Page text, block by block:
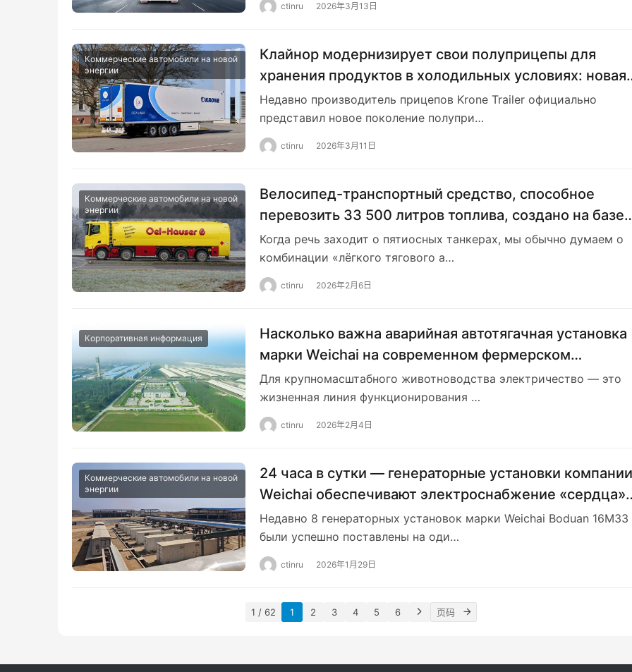
ctinru 2026年3月13日
Коммерческие автомобили на новой
энергии
Клайнор модернизирует свои полуприцепы для
хранения продуктов в холодильных условиях: новая
конструкция Cool Liner
Недавно производитель прицепов Kronе Trailer официально
представил новое поколение полупри…
ctinru 2026年3月11日
Коммерческие автомобили на новой
энергии
Велосипед-транспортный средство, способное
перевозить 33 500 литров топлива, создано на базе
модели Scania 500R. Это первый в мире топливный
автотранспорт с пятью осями и системой передач
10×2!
Когда речь заходит о пятиосных танкерах, мы обычно думаем о
комбинации «лёгкого тягового а…
ctinru 2026年2月6日
Корпоративная информация
Насколько важна аварийная автотягачная установка
марки Weichai на современном фермерском
хозяйстве?
Для крупномасштабного животноводства электричество — это
жизненная линия функционирования …
ctinru 2026年2月4日
Коммерческие автомобили на новой
энергии
24 часа в сутки — генераторные установки компании
Weichai обеспечивают электроснабжение «сердца»
африканских горнодобывающих районов.
Недавно 8 генераторных установок марки Weichai Boduan 16M33
были успешно поставлены на оди…
ctinru 2026年1月29日
1 / 62 1 2 3 4 5 6